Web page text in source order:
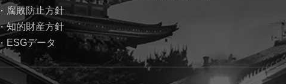
腐敗防止方針
知的財産方針
ESGデータ